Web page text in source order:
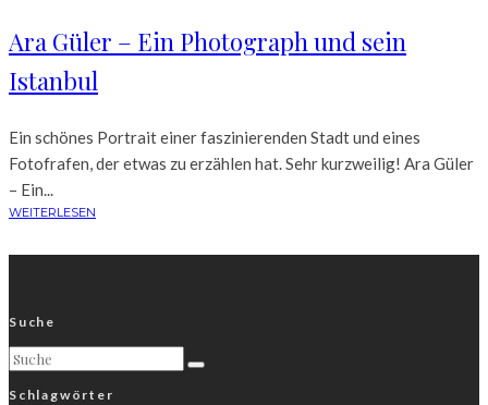
Ara Güler – Ein Photograph und sein
Istanbul
Ein schönes Portrait einer faszinierenden Stadt und eines
Fotofrafen, der etwas zu erzählen hat. Sehr kurzweilig! Ara Güler
– Ein...
WEITERLESEN
Suche
Schlagwörter